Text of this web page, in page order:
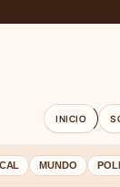
INICIO
MUNDO